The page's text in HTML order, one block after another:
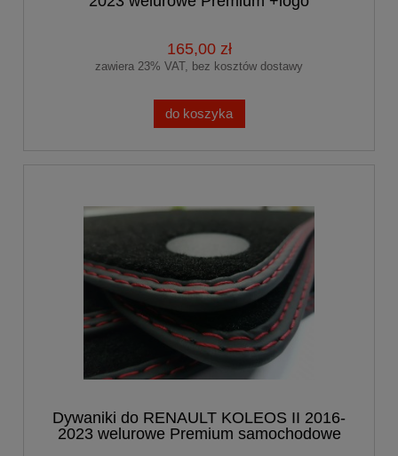
165,00 zł
zawiera 23% VAT, bez kosztów dostawy
do koszyka
Dywaniki do RENAULT KOLEOS II 2016-
2023 welurowe Premium samochodowe